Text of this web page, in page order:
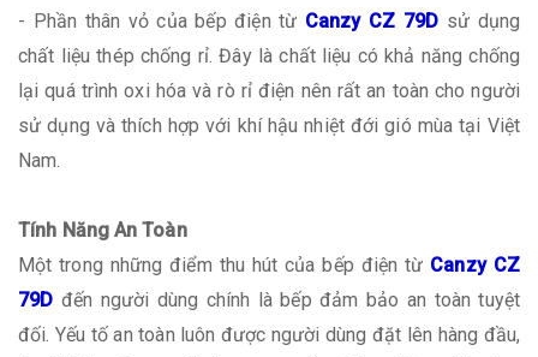
- Phần thân vỏ của bếp điện từ Canzy CZ 79D sử dụng
chất liệu thép chống rỉ. Đây là chất liệu có khả năng chống
lại quá trình oxi hóa và rò rỉ điện nên rất an toàn cho người
sử dụng và thích hợp với khí hậu nhiệt đới gió mùa tại Việt
Nam.
Tính Năng An Toàn
Một trong những điểm thu hút của bếp điện từ Canzy CZ
79D đến người dùng chính là bếp đảm bảo an toàn tuyệt
đối. Yếu tố an toàn luôn được người dùng đặt lên hàng đầu,